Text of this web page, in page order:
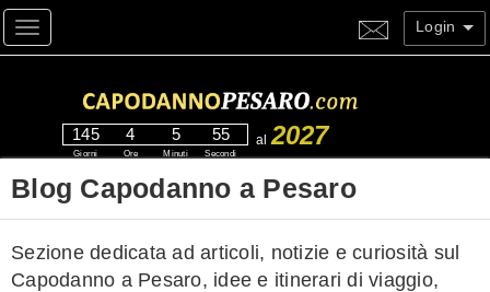
Toggle navigation Login
145
Giorni
4
Ore
5
Minuti
55
Secondi
al 2027
Blog Capodanno a Pesaro
Sezione dedicata ad articoli, notizie e curiosità sul
Capodanno a Pesaro, idee e itinerari di viaggio,